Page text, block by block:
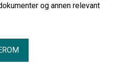
og annen relevant